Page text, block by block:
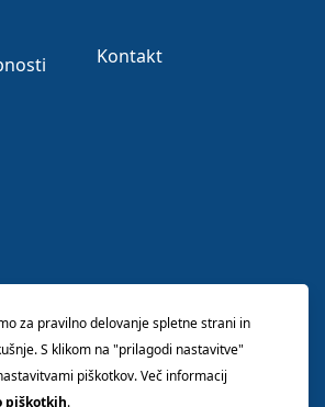
Kontakt
za pravilno delovanje spletne strani in
S klikom na "prilagodi nastavitve"
piškotkov. Več informacij
piškotkih.